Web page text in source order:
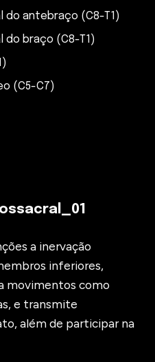
do antebraço (C8-T1)
do braço (C8-T1)
(C5-C7)
a inervação
inferiores,
movimentos como
e transmite
além de participar na